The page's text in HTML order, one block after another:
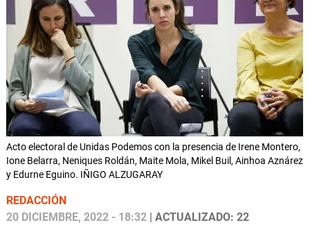
Acto electoral de Unidas Podemos con la presencia de Irene Montero,
Ione Belarra, Neniques Roldán, Maite Mola, Mikel Buil, Ainhoa Aznárez
y Edurne Eguino. IÑIGO ALZUGARAY
REDACCIÓN
20 DICIEMBRE, 2022 - 18:32 | ACTUALIZADO: 22